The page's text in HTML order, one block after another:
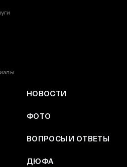
НОВОСТИ
ФОТО
ВОПРОСЫ И ОТВЕТЫ
ДЮФА